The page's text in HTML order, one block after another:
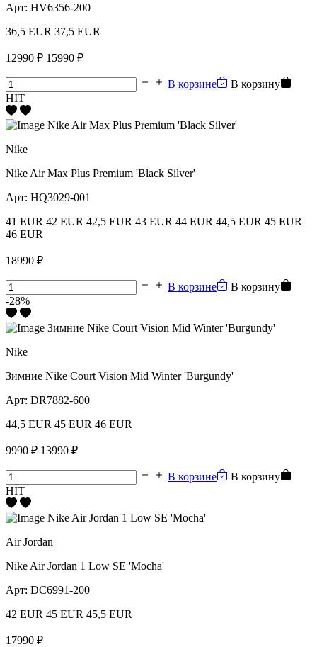
Арт: HV6356-200
36,5 EUR 37,5 EUR
12990 ₽ 15990 ₽
В корзине
В корзину
HIT
Nike
Nike Air Max Plus Premium 'Black Silver'
Арт: HQ3029-001
41 EUR 42 EUR 42,5 EUR 43 EUR 44 EUR 44,5 EUR 45 EUR
46 EUR
18990 ₽
В корзине
В корзину
-28%
Nike
Зимние Nike Court Vision Mid Winter 'Burgundy'
Арт: DR7882-600
44,5 EUR 45 EUR 46 EUR
9990 ₽ 13990 ₽
В корзине
В корзину
HIT
Air Jordan
Nike Air Jordan 1 Low SE 'Mocha'
Арт: DC6991-200
42 EUR 45 EUR 45,5 EUR
17990 ₽